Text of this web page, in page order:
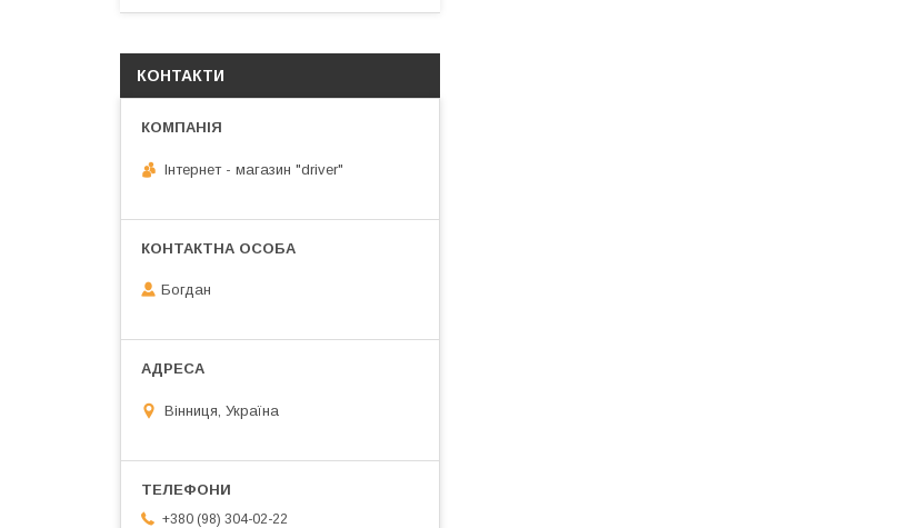
КОНТАКТИ
Інтернет - магазин "driver"
Богдан
Вінниця, Україна
+380 (98) 304-02-22